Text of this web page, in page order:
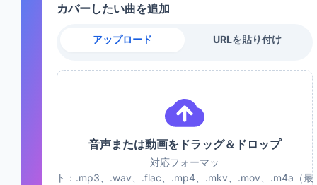
カバーしたい曲を追加
アップロード URLを貼り付け
音声または動画をドラッグ＆ドロップ
対応フォーマッ
ト：.mp3、.wav、.flac、.mp4、.mkv、.mov、.m4a（最